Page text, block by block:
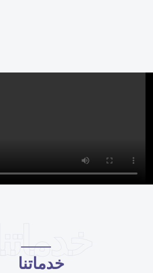
خدماتنا
خدماتنا